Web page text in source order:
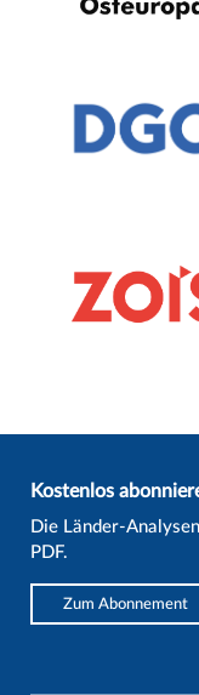
Kostenlos
Die Länder-
PDF.
Zum Abonnement